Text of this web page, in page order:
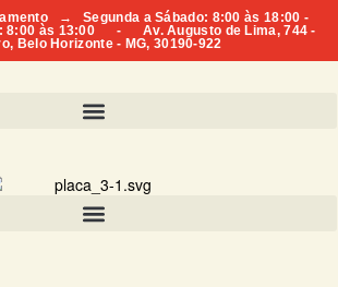
→ Segunda a Sábado: 8:00 às 18:00 -
8:00 às 13:00 - Av. Augusto de Lima, 744 -
Belo Horizonte - MG, 30190-922